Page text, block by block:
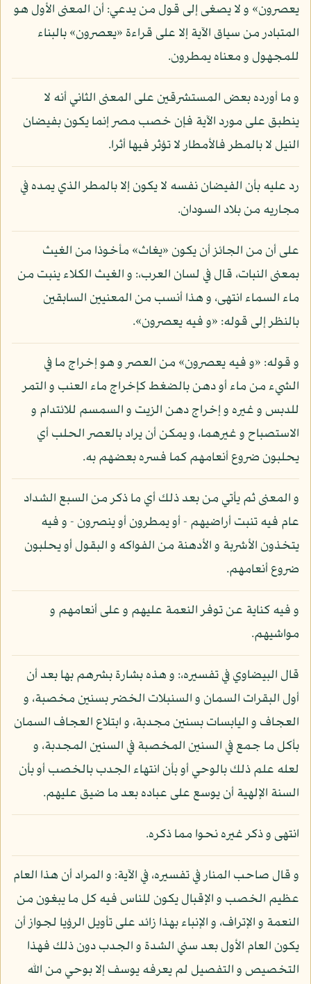
يعصرون» و لا يصغى إلى قول من يدعي: أن المعنى الأول هو
المتبادر من سياق الآية إلا على قراءة «يعصرون» بالبناء
للمجهول و معناه يمطرون.
و ما أورده بعض المستشرقين على المعنى الثاني أنه لا
ينطبق على مورد الآية فإن خصب مصر إنما يكون بفيضان
النيل لا بالمطر فالأمطار لا تؤثر فيها أثرا.
رد عليه بأن الفيضان نفسه لا يكون إلا بالمطر الذي يمده في
مجاريه من بلاد السودان.
على أن من الجائز أن يكون «يغاث» مأخوذا من الغيث
بمعنى النبات، قال في لسان العرب،: و الغيث الكلاء ينبت من
ماء السماء انتهى، و هذا أنسب من المعنيين السابقين
بالنظر إلى قوله: «و فيه يعصرون».
و قوله: «و فيه يعصرون» من العصر و هو إخراج ما في
الشيء من ماء أو دهن بالضغط كإخراج ماء العنب و التمر
للدبس و غيره و إخراج دهن الزيت و السمسم للائتدام و
الاستصباح و غيرهما، و يمكن أن يراد بالعصر الحلب أي
يحلبون ضروع أنعامهم كما فسره بعضهم به.
و المعنى ثم يأتي من بعد ذلك أي ما ذكر من السبع الشداد
عام فيه تنبت أراضيهم - أو يمطرون أو ينصرون - و فيه
يتخذون الأشربة و الأدهنة من الفواكه و البقول أو يحلبون
ضروع أنعامهم.
و فيه كناية عن توفر النعمة عليهم و على أنعامهم و
مواشيهم.
قال البيضاوي في تفسيره،: و هذه بشارة بشرهم بها بعد أن
أول البقرات السمان و السنبلات الخضر بسنين مخصبة، و
العجاف و اليابسات بسنين مجدبة، و ابتلاع العجاف السمان
بأكل ما جمع في السنين المخصبة في السنين المجدبة، و
لعله علم ذلك بالوحي أو بأن انتهاء الجدب بالخصب أو بأن
السنة الإلهية أن يوسع على عباده بعد ما ضيق عليهم.
انتهى و ذكر غيره نحوا مما ذكره.
و قال صاحب المنار في تفسيره، في الآية: و المراد أن هذا العام
عظيم الخصب و الإقبال يكون للناس فيه كل ما يبغون من
النعمة و الإتراف، و الإنباء بهذا زائد على تأويل الرؤيا لجواز أن
يكون العام الأول بعد سني الشدة و الجدب دون ذلك فهذا
التخصيص و التفصيل لم يعرفه يوسف إلا بوحي من الله